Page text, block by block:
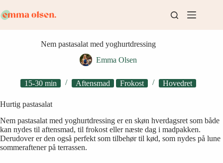
til
indhold
Nem pastasalat med yoghurtdressing
Emma Olsen
15-30 min Aftensmad Frokost Hovedret
Hurtig pastasalat
Nem pastasalat med yoghurtdressing er en skøn hverdagsret som både
kan nydes til aftensmad, til frokost eller næste dag i madpakken.
Derudover er den også perfekt som tilbehør til kød, som nydes på lune
sommeraftener på terrassen.